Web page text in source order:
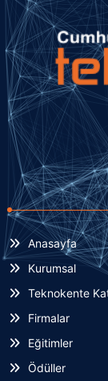
Anasayfa
Kurumsal
Teknokente
Firmalar
Eğitimler
Ödüller